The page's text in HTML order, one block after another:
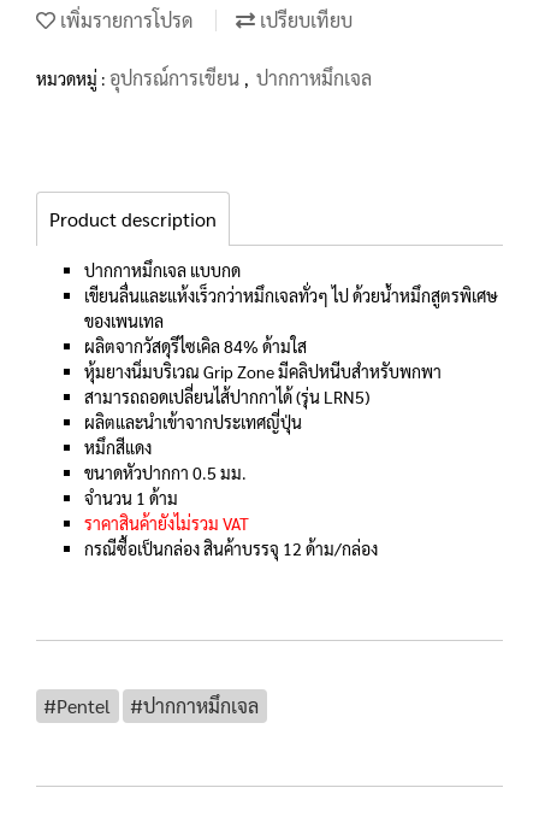
เพิ่มรายการโปรด เปรียบเทียบ
หมวดหมู่ : อุปกรณ์การเขียน , ปากกาหมึกเจล
Product description
ปากกาหมึกเจล แบบกด
เขียนลื่นและแห้งเร็วกว่าหมึกเจลทั่วๆ ไป ด้วยน้ำหมึกสูตรพิเศษ
ของเพนเทล
ผลิตจากวัสดุรีไซเคิล 84% ด้ามใส
หุ้มยางนิ่มบริเวณ Grip Zone มีคลิปหนีบสำหรับพกพา
สามารถถอดเปลี่ยนไส้ปากกาได้ (รุ่น LRN5)
ผลิตและนำเข้าจากประเทศญี่ปุ่น
หมึกสีแดง
ขนาดหัวปากกา 0.5 มม.
จำนวน 1 ด้าม
ราคาสินค้ายังไม่รวม VAT
กรณีซื้อเป็นกล่อง สินค้าบรรจุ 12 ด้าม/กล่อง
#Pentel #ปากกาหมึกเจล